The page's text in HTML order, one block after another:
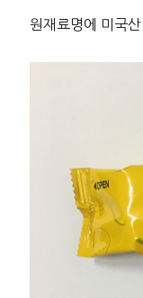
원재료명에 미국